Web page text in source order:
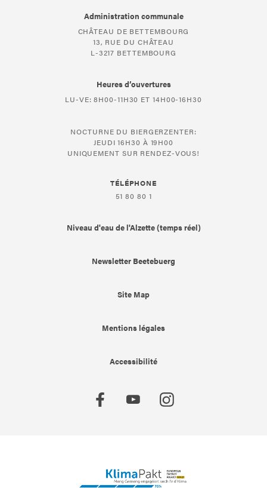
Administration communale
CHÂTEAU DE BETTEMBOURG
13, RUE DU CHÂTEAU
L-3217 BETTEMBOURG
Heures d’ouvertures
LU-VE: 8H00-11H30 ET 14H00-16H30
NOCTURNE DU BIERGERZENTER:
JEUDI 16H30 À 19H00
UNIQUEMENT SUR RENDEZ-VOUS!
TÉLÉPHONE
51 80 80 1
Niveau d'eau de l'Alzette (temps réel)
Newsletter Beetebuerg
Site Map
Mentions légales
Accessibilité